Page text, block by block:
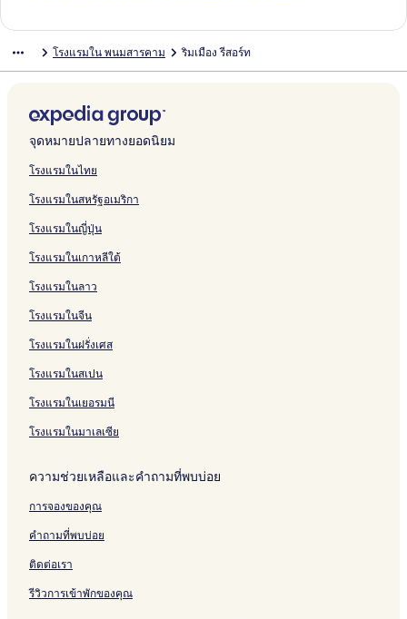
a
o
e
n
g
a
i
,
R
a
i
b
w
A
r
o
a
a
W
e
l
n
e
u
e
,
R
a
n
o
w
A
r
k
y
a
W
e
l
n
r
r
c
e
A
p
r
m
e
n
t
o
e
l
t
r
a
R
e
o
t
m
s
o
r
t
o
e
C
h
a
h
e
n
g
s
o
h
a
n
s
i
n
g
n
t
h
o
g
e
s
o
r
k
t
a
i
H
t
l
&
S
e
v
c
e
d
A
p
a
m
n
t
W
i
s
H
o
t
l
S
l
a
c
e
บ
e
W
i
s
H
t
e
l
รั
e
n
j
i
R
s
o
r
t
สำ
ห
V
a
a
C
a
h
o
e
n
s
o
สำ
บ
H
o
u
e
f
m
o
o
p
a
s
e
น
รั
บ
S
u
t
r
a
W
e
l
e
s
s
R
e
s
t
H
o
t
e
า
ห
รั
บ
J
L
v
i
n
g
o
e
l
&
S
e
r
c
A
p
a
r
m
ฐ
สำ
ห
รั
บ
a
n
a
i
t
e
ร
น
สำ
ห
รั
B
a
n
S
u
n
i
e
w
D
e
e
m
s
t
a
y
ต
า
น
สำ
ห
บ
o
7
D
o
b
e
S
u
i
t
e
a
n
b
o
w
r
โรงแรมใน พนมสารคาม ริมเมือง รีสอร์ท
จุดหมายปลายทางยอดนิยม
โรงแรมในไทย
โรงแรมในสหรัฐอเมริกา
โรงแรมในญี่ปุ่น
โรงแรมในเกาหลีใต้
โรงแรมในลาว
โรงแรมในจีน
โรงแรมในฝรั่งเศส
โรงแรมในสเปน
โรงแรมในเยอรมนี
โรงแรมในมาเลเซีย
ความช่วยเหลือและคำถามที่พบบ่อย
การจองของคุณ
คำถามที่พบบ่อย
ติดต่อเรา
รีวิวการเข้าพักของคุณ